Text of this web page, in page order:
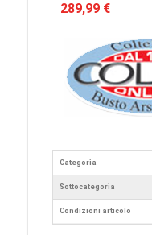
289,99 €
Categoria
Sottocategoria
Condizioni articolo